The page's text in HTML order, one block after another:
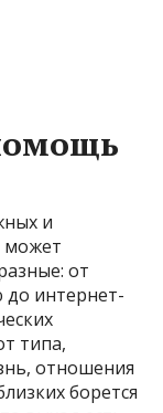
и
может
от
интернет-
типа,
отношения
борется